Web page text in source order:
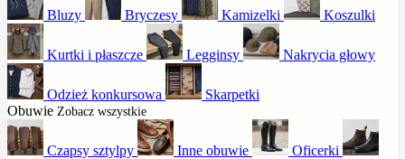
Bluzy Bryczesy Kamizelki Koszulki
Kurtki i płaszcze Legginsy Nakrycia głowy
Odzież konkursowa
Skarpetki
Obuwie Zobacz wszystkie
Czapsy sztylpy Inne obuwie Oficerki